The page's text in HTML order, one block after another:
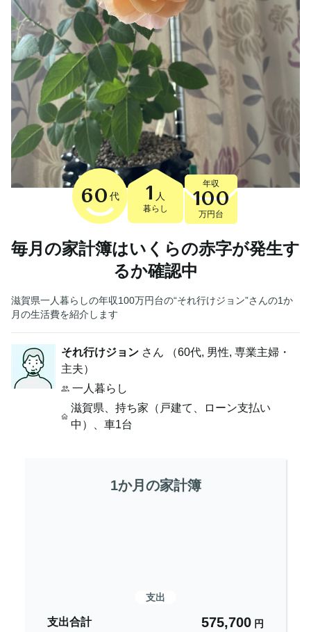
60 代 1 人
暮らし
年収
100
万円台
毎月の家計簿はいくらの赤字が発生す
るか確認中
滋賀県一人暮らしの年収100万円台の“それ行けジョン”さんの1か
月の生活費を紹介します
それ行けジョン さん （60代, 男性, 専業主婦・
主夫）
一人暮らし
滋賀県 、持ち家（戸建て、ローン支払い
中）
、車1台
1か月の家計簿
支出
支出合計 575,700 円